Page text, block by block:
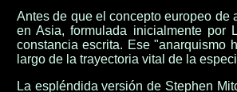
Antes de que el concepto europeo de
en Asia, formulada inicialmente por
constancia escrita. Ese "anarquismo
largo de la trayectoria vital de la
La espléndida versión de Stephen